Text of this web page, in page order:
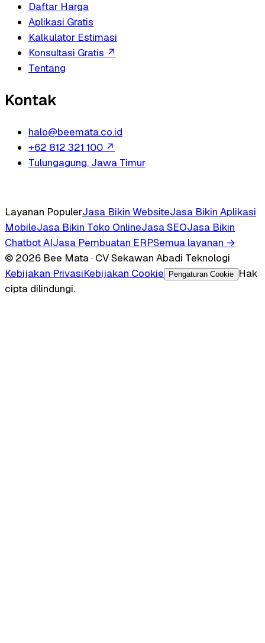
Daftar Harga
Aplikasi Gratis
Kalkulator Estimasi
Konsultasi Gratis ↗
Tentang
Kontak
halo@beemata.co.id
+62 812 321 100 ↗
Tulungagung, Jawa Timur
Layanan PopulerJasa Bikin WebsiteJasa Bikin Aplikasi
MobileJasa Bikin Toko OnlineJasa SEOJasa Bikin
Chatbot AIJasa Pembuatan ERPSemua layanan →
© 2026 Bee Mata · CV Sekawan Abadi Teknologi
Kebijakan PrivasiKebijakan Cookie Pengaturan Cookie
Hak
cipta dilindungi.